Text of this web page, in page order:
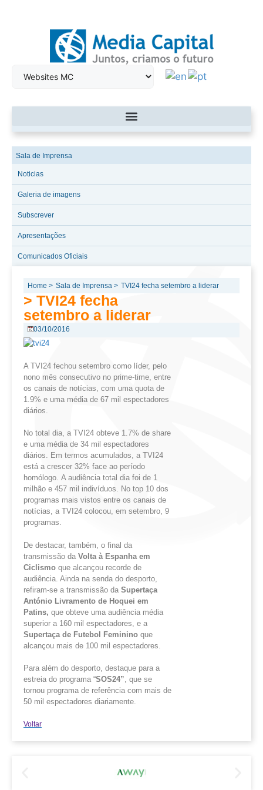
Sala de Imprensa
Noticias
Galeria de imagens
Subscrever
Apresentações
Comunicados Oficiais
Home > Sala de Imprensa > TVI24 fecha setembro a liderar
> TVI24 fecha
setembro a liderar
03/10/2016
A TVI24 fechou setembro como líder, pelo
nono mês consecutivo no prime-time, entre
os canais de notícias, com uma quota de
1.9% e uma média de 67 mil espectadores
diários.
No total dia, a TVI24 obteve 1.7% de share
e uma média de 34 mil espectadores
diários. Em termos acumulados, a TVI24
está a crescer 32% face ao período
homólogo. A audiência total dia foi de 1
milhão e 457 mil indivíduos. No top 10 dos
programas mais vistos entre os canais de
notícias, a TVI24 colocou, em setembro, 9
programas.
De destacar, também, o final da
transmissão da Volta à Espanha em
Ciclismo que alcançou recorde de
audiência. Ainda na senda do desporto,
refiram-se a transmissão da Supertaça
António Livramento de Hoquei em
Patins, que obteve uma audiência média
superior a 160 mil espectadores, e a
Supertaça de Futebol Feminino que
alcançou mais de 100 mil espectadores.
Para além do desporto, destaque para a
estreia do programa “SOS24”, que se
tornou programa de referência com mais de
50 mil espectadores diariamente.
Voltar